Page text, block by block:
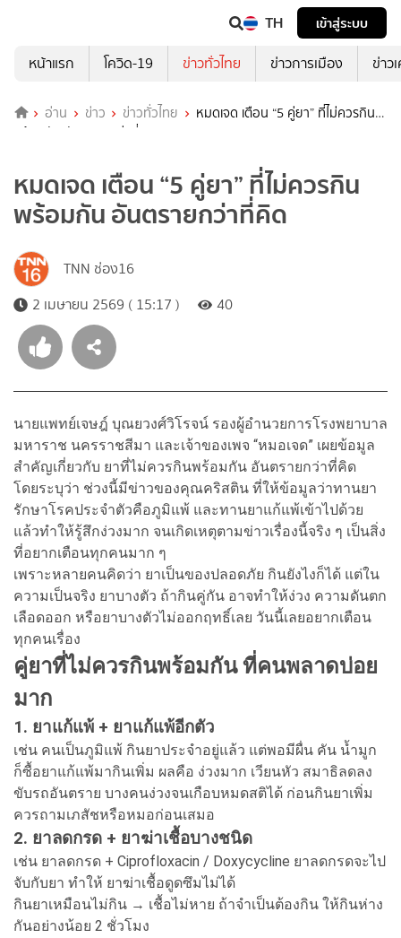
TH
เข้าสู่ระบบ
หน้าแรก
โควิด-19 ข่าวทั่วไทย ข่าวการเมือง ข่าว
อ่าน ข่าว ข่าวทั่วไทย
หมดเจด เตือน “5 คู่ยา” ที่ไม่ควรกิน
พร้อมกัน อันตรายกว่าที่คิด
หมดเจด เตือน “5 คู่ยา” ที่ไม่ควรกิน
พร้อมกัน อันตรายกว่าที่คิด
TNN ช่อง16
2 เมษายน 2569 ( 15:17 )
40
นายแพทย์เจษฎ์ บุณยวงศ์วิโรจน์ รองผู้อำนวยการโรงพยาบาล
มหาราช นครราชสีมา และเจ้าของเพจ “หมอเจด” เผยข้อมูล
สำคัญเกี่ยวกับ ยาที่ไม่ควรกินพร้อมกัน อันตรายกว่าที่คิด
โดยระบุว่า ช่วงนี้มีข่าวของคุณคริสติน ที่ให้ข้อมูลว่าทานยา
รักษาโรคประจำตัวคือภูมิแพ้ และทานยาแก้แพ้เข้าไปด้วย
แล้วทำให้รู้สึกง่วงมาก จนเกิดเหตุตามข่าวเรื่องนี้จริง ๆ เป็นสิ่ง
ที่อยากเตือนทุกคนมาก ๆ
เพราะหลายคนคิดว่า ยาเป็นของปลอดภัย กินยังไงก็ได้ แต่ใน
ความเป็นจริง ยาบางตัว ถ้ากินคู่กัน อาจทำให้ง่วง ความดันตก
เลือดออก หรือยาบางตัวไม่ออกฤทธิ์เลย วันนี้เลยอยากเตือน
ทุกคนเรื่อง
คู่ยาที่ไม่ควรกินพร้อมกัน ที่คนพลาดบ่อย
มาก
1. ยาแก้แพ้ + ยาแก้แพ้อีกตัว
เช่น คนเป็นภูมิแพ้ กินยาประจำอยู่แล้ว แต่พอมีผื่น คัน น้ำมูก
ก็ซื้อยาแก้แพ้มากินเพิ่ม ผลคือ ง่วงมาก เวียนหัว สมาธิลดลง
ขับรถอันตราย บางคนง่วงจนเกือบหมดสติได้ ก่อนกินยาเพิ่ม
ควรถามเภสัชหรือหมอก่อนเสมอ
2. ยาลดกรด + ยาฆ่าเชื้อบางชนิด
เช่น ยาลดกรด + Ciprofloxacin / Doxycycline ยาลดกรดจะไป
จับกับยา ทำให้ ยาฆ่าเชื้อดูดซึมไม่ได้
กินยาเหมือนไม่กิน → เชื้อไม่หาย ถ้าจำเป็นต้องกิน ให้กินห่าง
กันอย่างน้อย 2 ชั่วโมง